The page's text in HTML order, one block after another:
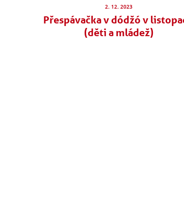
2. 12. 2023
Přespávačka v dódžó v
(děti a mládež)